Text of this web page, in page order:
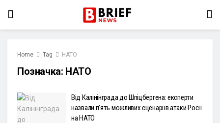
Home Tag НАТО
Позначка: НАТО
Від Калінінграда до Шпіцбергена: експерти
назвали п’ять можливих сценаріїв атаки Росії
на НАТО